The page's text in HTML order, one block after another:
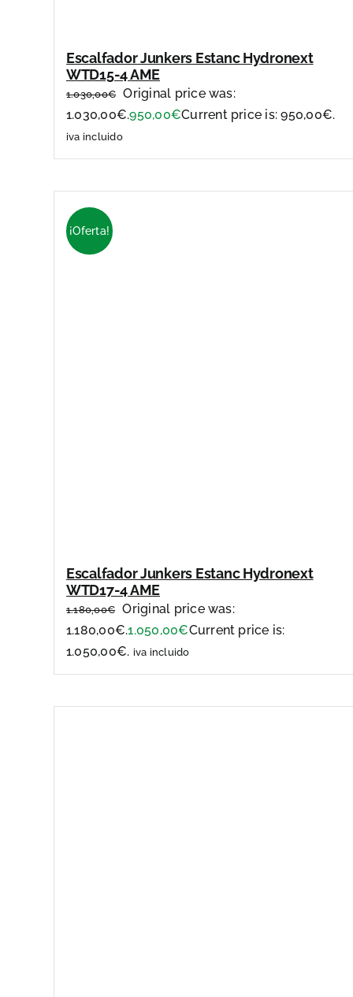
Escalfador Junkers Estanc Hydronext
WTD15-4 AME
1.030,00€
Original price was:
1.030,00€.950,00€Current price is: 950,00€.
iva incluido
¡Oferta!
Escalfador Junkers Estanc Hydronext
WTD17-4 AME
1.180,00€
Original price was:
1.180,00€.1.050,00€Current price is:
1.050,00€. iva incluido